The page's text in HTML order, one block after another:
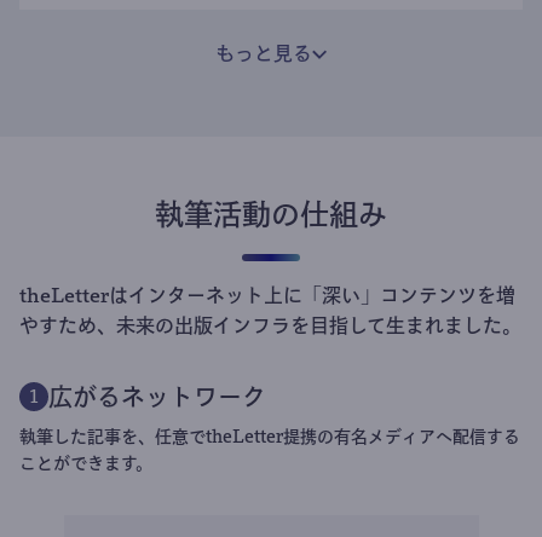
もっと見る
執筆活動の仕組み
theLetterはインターネット上に「深い」コンテンツを増
やすため、未来の出版インフラを目指して生まれました。
1 広がるネットワーク
執筆した記事を、任意でtheLetter提携の有名メディアへ配信する
ことができます。